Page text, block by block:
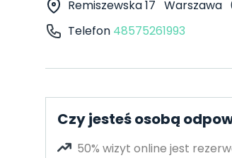
Remiszewska 17 Warszawa
Telefon 48575261993
Czy jesteś osobą
50% wizyt online jest